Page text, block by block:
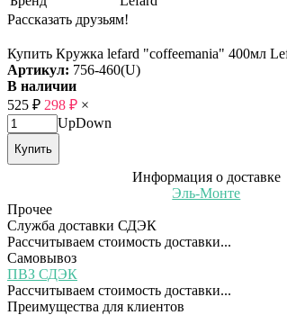
Рассказать друзьям!
Купить Кружка lefard "coffeemania" 400мл
Артикул: 756-460(U)
В наличии
525 ₽ 298 ₽ ×
UpDown
Купить
Информация о доставке
Эль-Монте
Прочее
Служба доставки СДЭК
Рассчитываем стоимость доставки...
Самовывоз
ПВЗ СДЭК
Рассчитываем стоимость доставки...
Преимущества для клиентов